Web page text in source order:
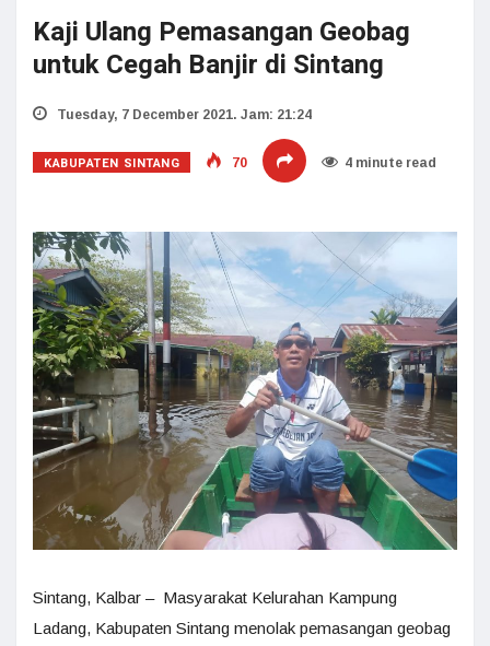
Kaji Ulang Pemasangan Geobag
untuk Cegah Banjir di Sintang
Tuesday, 7 December 2021. Jam: 21:24
KABUPATEN SINTANG 70 4 minute read
Sintang, Kalbar – Masyarakat Kelurahan Kampung
Ladang, Kabupaten Sintang menolak pemasangan geobag